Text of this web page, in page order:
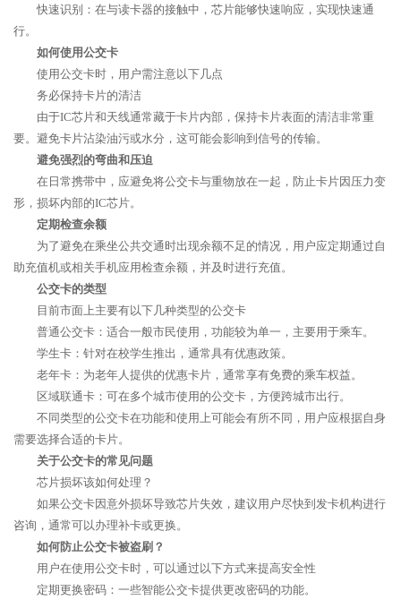
快速识别：在与读卡器的接触中，芯片能够快速响应，实现快速通
行。
如何使用公交卡
使用公交卡时，用户需注意以下几点
务必保持卡片的清洁
由于IC芯片和天线通常藏于卡片内部，保持卡片表面的清洁非常重
要。避免卡片沾染油污或水分，这可能会影响到信号的传输。
避免强烈的弯曲和压迫
在日常携带中，应避免将公交卡与重物放在一起，防止卡片因压力变
形，损坏内部的IC芯片。
定期检查余额
为了避免在乘坐公共交通时出现余额不足的情况，用户应定期通过自
助充值机或相关手机应用检查余额，并及时进行充值。
公交卡的类型
目前市面上主要有以下几种类型的公交卡
普通公交卡：适合一般市民使用，功能较为单一，主要用于乘车。
学生卡：针对在校学生推出，通常具有优惠政策。
老年卡：为老年人提供的优惠卡片，通常享有免费的乘车权益。
区域联通卡：可在多个城市使用的公交卡，方便跨城市出行。
不同类型的公交卡在功能和使用上可能会有所不同，用户应根据自身
需要选择合适的卡片。
关于公交卡的常见问题
芯片损坏该如何处理？
如果公交卡因意外损坏导致芯片失效，建议用户尽快到发卡机构进行
咨询，通常可以办理补卡或更换。
如何防止公交卡被盗刷？
用户在使用公交卡时，可以通过以下方式来提高安全性
定期更换密码：一些智能公交卡提供更改密码的功能。